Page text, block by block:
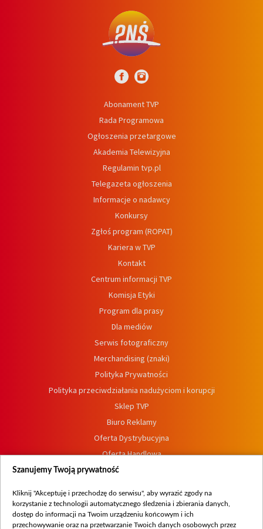
Abonament TVP
Rada Programowa
Ogłoszenia przetargowe
Akademia Telewizyjna
Regulamin tvp.pl
Telegazeta ogłoszenia
Informacje o nadawcy
Konkursy
Zgłoś program (ROPAT)
Kariera w TVP
Kontakt
Centrum informacji TVP
Komisja Etyki
Program dla prasy
Dla mediów
Serwis fotograficzny
Merchandising (znaki)
Polityka Prywatności
Polityka przeciwdziałania nadużyciom i korupcji
Sklep TVP
Biuro Reklamy
Oferta Dystrybucyjna
Oferta Handlowa
Dostępność
Procedura zgłoszeń wewnętrznych
Szanujemy Twoją prywatność
Kliknij "Akceptuję i przechodzę do serwisu", aby wyrazić zgody na
korzystanie z technologii automatycznego śledzenia i zbierania danych,
dostęp do informacji na Twoim urządzeniu końcowym i ich
przechowywanie oraz na przetwarzanie Twoich danych osobowych przez